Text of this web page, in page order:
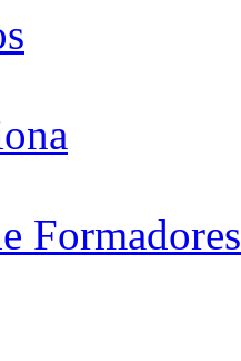
Formadores